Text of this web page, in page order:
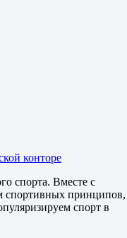
конторе
спорта. Вместе с
спортивных принципов,
спорт в